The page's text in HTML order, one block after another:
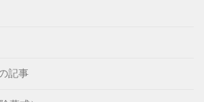
記事